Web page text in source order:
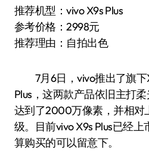
推荐机型：vivo X9s Plus
参考价格：2998元
推荐理由：自拍出色
7月6日，vivo推出了旗下
Plus，这两款产品依旧主打
达到了2000万像素，并相对
级。目前vivo X9s Plus已经
算购买的可以留意下。